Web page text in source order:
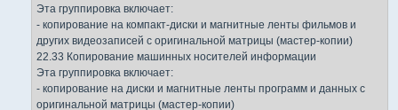
Эта группировка включает:
- копирование на компакт-диски и магнитные ленты фильмов и
других видеозаписей с оригинальной матрицы (мастер-копии)
22.33 Копирование машинных носителей информации
Эта группировка включает:
- копирование на диски и магнитные ленты программ и данных с
оригинальной матрицы (мастер-копии)